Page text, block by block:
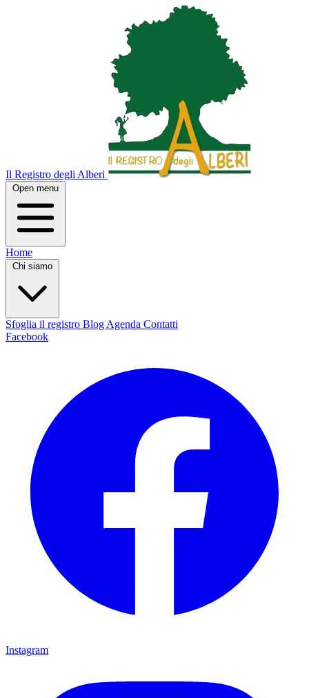
Il Registro degli Alberi
Open menu
Home
Chi siamo
Sfoglia il registro Blog Agenda Contatti
Facebook
Instagram